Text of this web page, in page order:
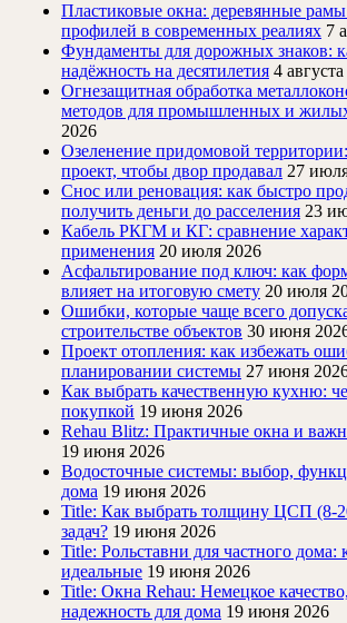
Пластиковые окна: деревянные
профилей в современных реалиях 7
Фундаменты для дорожных знаков:
надёжность на десятилетия 4
Огнезащитная обработка
методов для промышленных и
2026
Озеленение придомовой
проект, чтобы двор продавал 27
Снос или реновация: как быстро
получить деньги до расселения 23
Кабель РКГМ и КГ: сравнение
применения 20 июля 2026
Асфальтирование под ключ: как
влияет на итоговую смету 20 июля
Ошибки, которые чаще всего
строительстве объектов 30 июня
Проект отопления: как избежать
планировании системы 27 июня
Как выбрать качественную кухню:
покупкой 19 июня 2026
Rehau Blitz: Практичные окна и
19 июня 2026
Водосточные системы: выбор,
дома 19 июня 2026
Title: Как выбрать толщину ЦСП (8-
задач? 19 июня 2026
Title: Рольставни для частного дома:
идеальные 19 июня 2026
Title: Окна Rehau: Немецкое
надежность для дома 19 июня 2026